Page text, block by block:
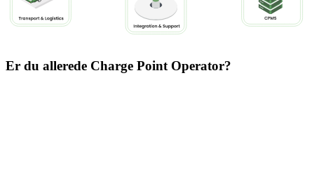
Er du allerede Charge Point Operator?